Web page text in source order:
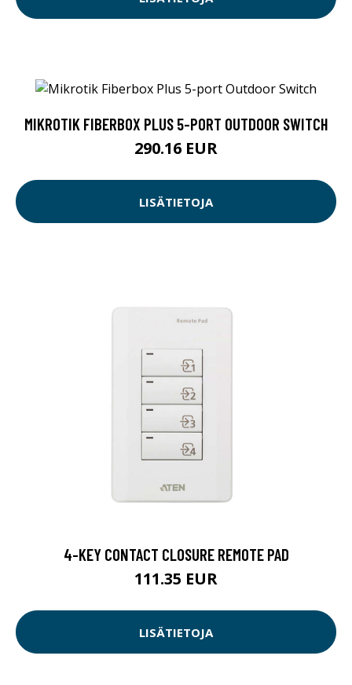
MIKROTIK FIBERBOX PLUS 5-PORT OUTDOOR SWITCH
290.16 EUR
LISÄTIETOJA
4-KEY CONTACT CLOSURE REMOTE PAD
111.35 EUR
LISÄTIETOJA